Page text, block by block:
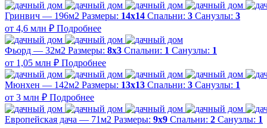
Гринвич — 196м2 Размеры: 14х14 Спальни: 3 Санузлы: 3
от 4,6 млн ₽ Подробнее
Фьорд — 32м2 Размеры: 8х3 Спальни: 1 Санузлы: 1
от 1,05 млн ₽ Подробнее
Мюнхен — 142м2 Размеры: 13х13 Спальни: 3 Санузлы: 1
от 3 млн ₽ Подробнее
Европейская дача — 71м2 Размеры: 9х9 Спальни: 2 Санузлы: 1